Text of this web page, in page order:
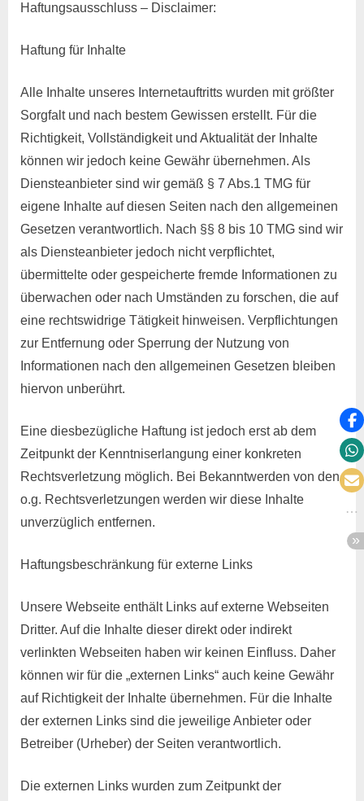
Haftungsausschluss – Disclaimer:
Haftung für Inhalte
Alle Inhalte unseres Internetauftritts wurden mit größter
Sorgfalt und nach bestem Gewissen erstellt. Für die
Richtigkeit, Vollständigkeit und Aktualität der Inhalte
können wir jedoch keine Gewähr übernehmen. Als
Diensteanbieter sind wir gemäß § 7 Abs.1 TMG für
eigene Inhalte auf diesen Seiten nach den allgemeinen
Gesetzen verantwortlich. Nach §§ 8 bis 10 TMG sind wir
als Diensteanbieter jedoch nicht verpflichtet,
übermittelte oder gespeicherte fremde Informationen zu
überwachen oder nach Umständen zu forschen, die auf
eine rechtswidrige Tätigkeit hinweisen. Verpflichtungen
zur Entfernung oder Sperrung der Nutzung von
Informationen nach den allgemeinen Gesetzen bleiben
hiervon unberührt.
Eine diesbezügliche Haftung ist jedoch erst ab dem
Zeitpunkt der Kenntniserlangung einer konkreten
Rechtsverletzung möglich. Bei Bekanntwerden von den
o.g. Rechtsverletzungen werden wir diese Inhalte
unverzüglich entfernen.
Haftungsbeschränkung für externe Links
Unsere Webseite enthält Links auf externe Webseiten
Dritter. Auf die Inhalte dieser direkt oder indirekt
verlinkten Webseiten haben wir keinen Einfluss. Daher
können wir für die „externen Links“ auch keine Gewähr
auf Richtigkeit der Inhalte übernehmen. Für die Inhalte
der externen Links sind die jeweilige Anbieter oder
Betreiber (Urheber) der Seiten verantwortlich.
Die externen Links wurden zum Zeitpunkt der